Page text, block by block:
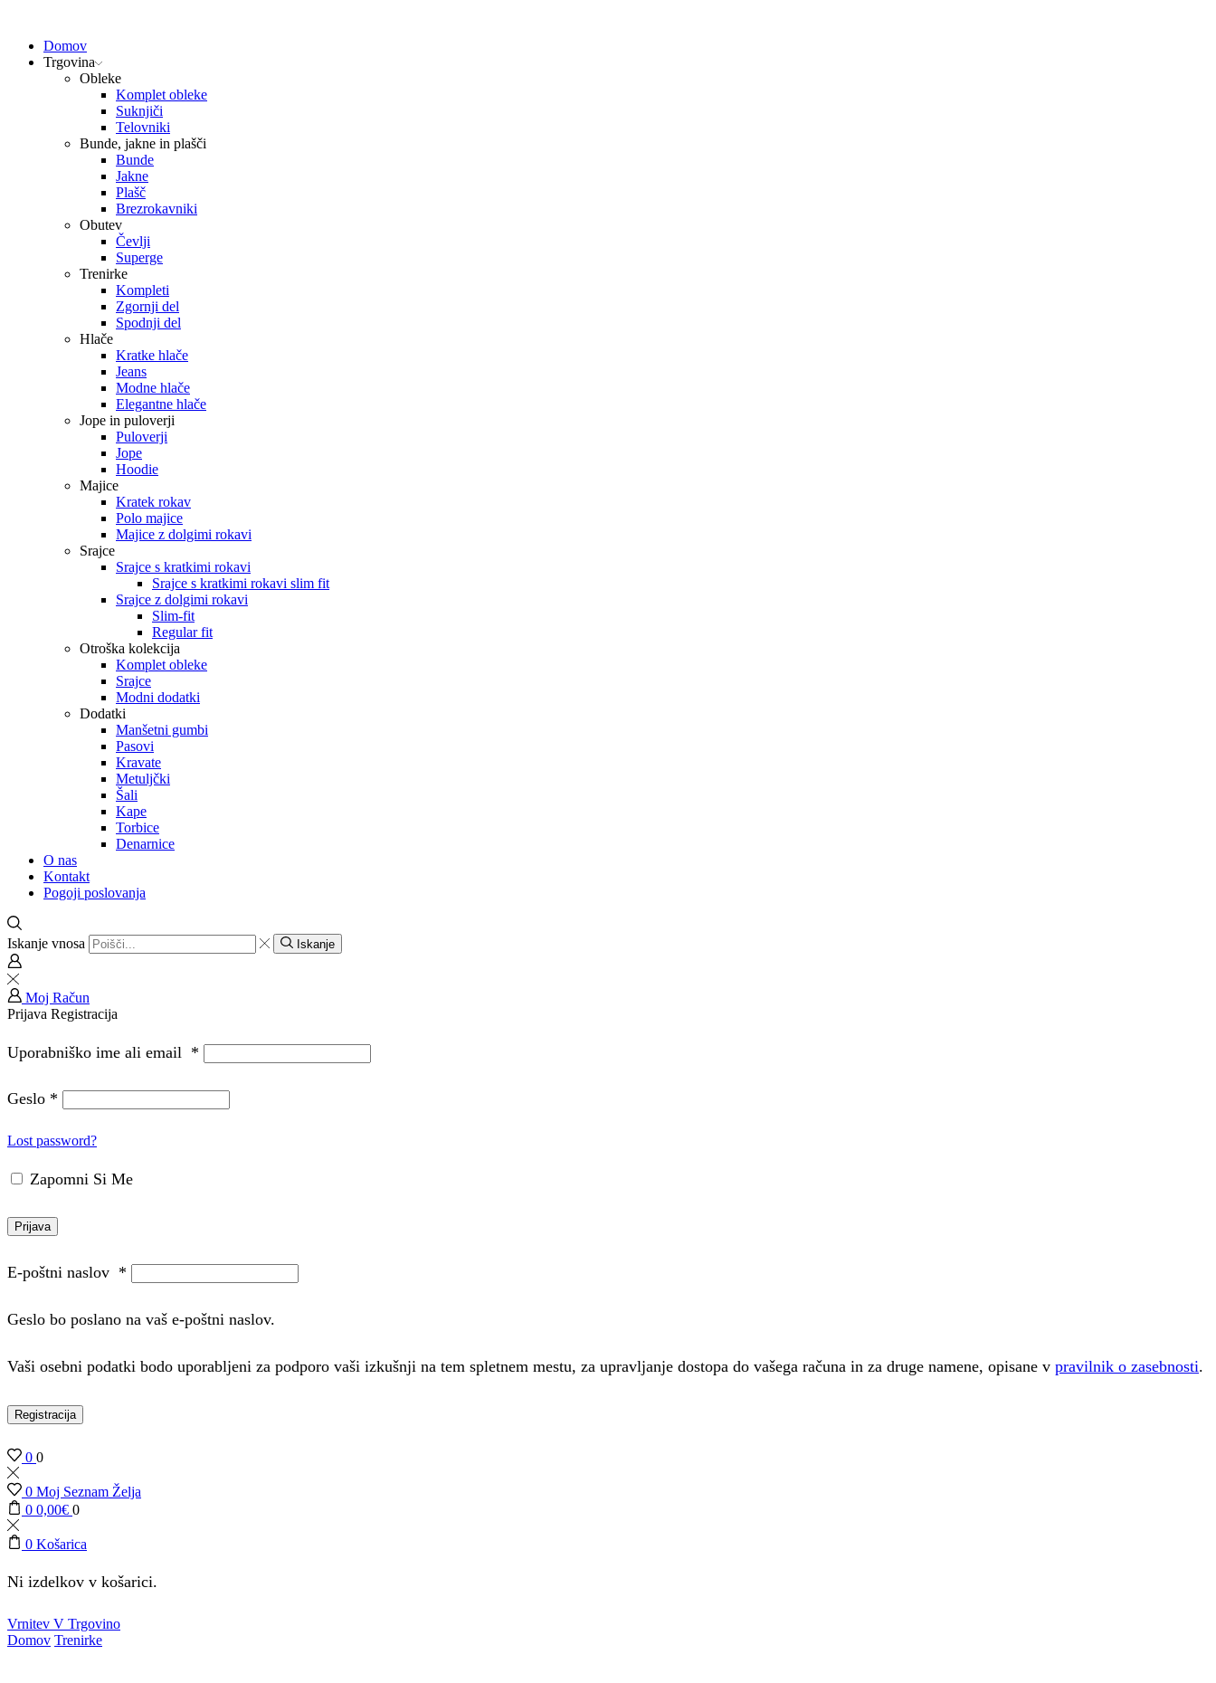
Domov
Trgovina
Obleke
Komplet obleke
Suknjiči
Telovniki
Bunde, jakne in plašči
Bunde
Jakne
Plašč
Brezrokavniki
Obutev
Čevlji
Superge
Trenirke
Kompleti
Zgornji del
Spodnji del
Hlače
Kratke hlače
Jeans
Modne hlače
Elegantne hlače
Jope in puloverji
Puloverji
Jope
Hoodie
Majice
Kratek rokav
Polo majice
Majice z dolgimi rokavi
Srajce
Srajce s kratkimi rokavi
Srajce s kratkimi rokavi slim fit
Srajce z dolgimi rokavi
Slim-fit
Regular fit
Otroška kolekcija
Komplet obleke
Srajce
Modni dodatki
Dodatki
Manšetni gumbi
Pasovi
Kravate
Metuljčki
Šali
Kape
Torbice
Denarnice
O nas
Kontakt
Pogoji poslovanja
Iskanje vnosa Iskanje
Moj Račun
Prijava Registracija
Uporabniško ime ali email *
Geslo *
Lost password?
Zapomni Si Me
Prijava
E-poštni naslov *
Geslo bo poslano na vaš e-poštni naslov.
Vaši osebni podatki bodo uporabljeni za podporo vaši izkušnji na tem spletnem mestu, za upravljanje dostopa do vašega računa in za druge namene, opisane v pravilnik o zasebnosti.
Registracija
0 0
0 Moj Seznam Želja
0 0,00€ 0
0 Košarica
Ni izdelkov v košarici.
Vrnitev V Trgovino
Domov Trenirke